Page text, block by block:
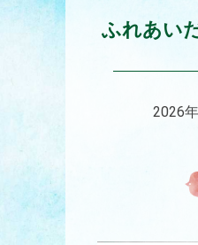
ふれあい
2026